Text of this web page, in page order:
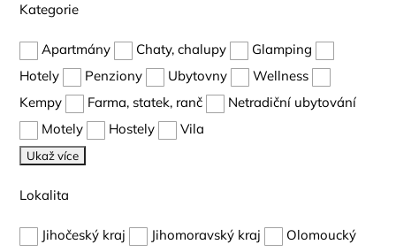
Kategorie
Apartmány Chaty, chalupy
Glamping
Hotely
Penziony Ubytovny
Wellness
Kempy
Farma, statek, ranč
Netradiční ubytování
Motely
Hostely Vila
Ukaž více
Lokalita
Jihočeský kraj Jihomoravský kraj
Olomoucký